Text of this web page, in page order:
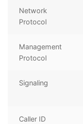
Network
Protocol
Management
Protocol
Signaling
Caller ID